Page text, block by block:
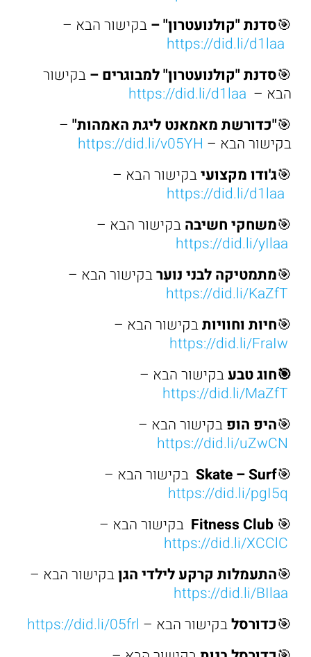
🎯סדנת "קולנועטרון"–בקישור הבא –
🎯סדנת "קולנועטרון" למבוגרים –בקישור
הבא – https://did.li/d1laa
🎯"כדורשת מאמאנט ליגת האמהות"–
בקישור הבא –
🎯ג'ודו מקצועיבקישור הבא –
https://did.li/d1laa
🎯משחקי חשיבהבקישור הבא –
https://did.li/yIlaa
🎯מתמטיקה לבני נוערבקישור הבא –
https://did.li/KaZfT
🎯חיות וחוויותבקישור הבא –
https://did.li/FraIw
🎯חוג טבעבקישור הבא –
https://did.li/MaZfT
🎯היפ הופבקישור הבא –
https://did.li/uZwCN
🎯
Skate – Surfבקישור הבא –
🎯
Fitness Club בקישור הבא –
https://did.li/XCClC
🎯התעמלות קרקע לילדי הגןבקישור הבא –
https://did.li/BIlaa
🎯כדורסלבקישור הבא – https://did.li/05frl